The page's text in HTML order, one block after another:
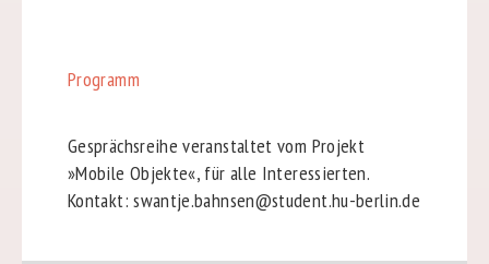
Programm
Gesprächsreihe veranstaltet vom Projekt
»Mobile Objekte«, für alle Interessierten.
Kontakt: swantje.bahnsen@student.hu-berlin.de